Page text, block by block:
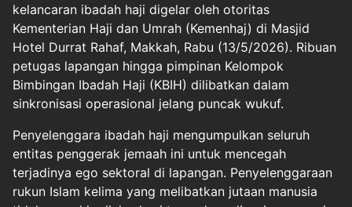
kelancaran ibadah haji digelar oleh otoritas
Kementerian Haji dan Umrah (Kemenhaj) di Masjid
Hotel Durrat Rahaf, Makkah, Rabu (13/5/2026). Ribuan
petugas lapangan hingga pimpinan Kelompok
Bimbingan Ibadah Haji (KBIH) dilibatkan dalam
sinkronisasi operasional jelang puncak wukuf.
Penyelenggara ibadah haji mengumpulkan seluruh
entitas penggerak jemaah ini untuk mencegah
terjadinya ego sektoral di lapangan. Penyelenggaraan
rukun Islam kelima yang melibatkan jutaan manusia